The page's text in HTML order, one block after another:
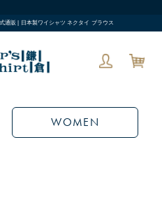
通販 | 日本製ワイシャツ ネクタイ ブラウス
WOMEN